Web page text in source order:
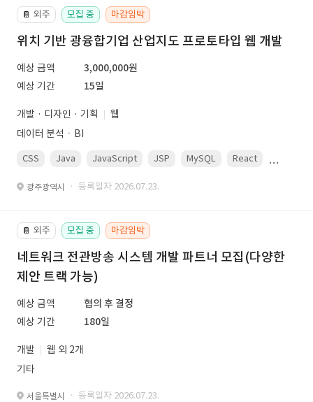
📔 외주 모집 중 마감임박
위치 기반 광융합기업 산업지도 프로토타입 웹 개발
예상 금액
3,000,000원
예상 기간
15일
개발 · 디자인 · 기획
웹
데이터 분석ㆍBI
CSS Java JavaScript JSP MySQL React
광주광역시 · 등록일자 2026.07.23.
📔 외주 모집 중 마감임박
네트워크 전관방송 시스템 개발 파트너 모집(다양한
제안 트랙 가능)
예상 금액
협의 후 결정
예상 기간
180일
개발
웹 외 2개
기타
서울특별시 · 등록일자 2026.07.23.